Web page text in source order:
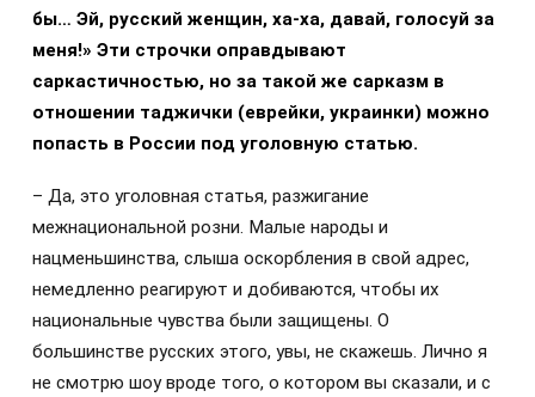
бы… Эй, русский женщин, ха-ха, давай, голосуй за
меня!» Эти строчки оправдывают
саркастичностью, но за такой же сарказм в
отношении таджички (еврейки, украинки) можно
попасть в России под уголовную статью.
– Да, это уголовная статья, разжигание
межнациональной розни. Малые народы и
нацменьшинства, слыша оскорбления в свой адрес,
немедленно реагируют и добиваются, чтобы их
национальные чувства были защищены. О
большинстве русских этого, увы, не скажешь. Лично я
не смотрю шоу вроде того, о котором вы сказали, и с